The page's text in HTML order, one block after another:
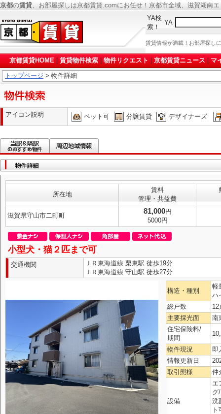
京都の賃貸、お部屋探しは京都賃貸.comにお任せ！京都市全域、滋賀湖南
YA検
索！
YA
賃貸情報が満載！お部屋探し
京都賃貸HOME 賃貸物件検索 物件リクエスト 京都賃貸ニュース マ
トップページ > 物件詳細
アイコン説明 ペット可 分譲賃貸 デザイナーズ
所在地
賃料
管理・共益費
滋賀県守山市二町町
81,000円
5000円
小型犬・猫２匹まで可
交通機関
ＪＲ東海道線 栗東駅 徒歩19分
ＪＲ東海道線 守山駅 徒歩27分
構造・種別
軽
ハ
総戸数
12
主要採光面
南
住宅保険料/
期間
物件現況
即
情報更新日
取引態様
仲
設備
エ
グ
洗